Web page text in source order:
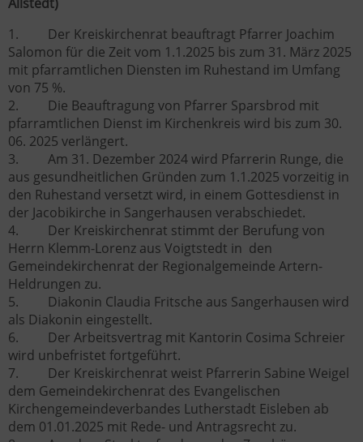
1. Der Kreiskirchenrat beauftragt Pfarrer Joachim
Salomon für die Zeit vom 1.1.2025 bis zum 31. März 2025
mit pfarramtlichen Diensten im Ruhestand im Umfang
von 75 %.
2. Die Beauftragung von Pfarrer Sparsbrod mit
pfarramtlichen Dienst im Kirchenkreis wird bis zum 30.
06. 2025 verlängert.
3. Am 31. Dezember 2024 wird Pfarrerin Runge, die
aus gesundheitlichen Gründen zum 1.1.2025 vorzeitig in
den Ruhestand versetzt wird, in einem Gottesdienst in
der Jacobikirche in Sangerhausen verabschiedet.
4. Der Kreiskirchenrat stimmt der Berufung von
Herrn Klemm-Lorenz aus Voigtstedt in den
Gemeindekirchenrat der Regionalgemeinde Artern-
Heldrungen zu.
5. Diakonin Claudia Fritsche aus Sangerhausen wird
als Diakonin eingestellt.
6. Der Arbeitsvertrag mit Kantorin Cosima Schreier
wird unbefristet fortgeführt.
7. Der Kreiskirchenrat weist Pfarrerin Sabine Weigel
dem Gemeindekirchenrat des Evangelischen
Kirchengemeindeverbandes Lutherstadt Eisleben ab
dem 01.01.2025 mit Rede- und Antragsrecht zu.